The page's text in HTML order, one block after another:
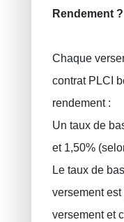
Rendement ?
Chaque
contrat PLCI
rendement :
Un taux de
et 1,50%
Le taux de
versement
versement et
EIP pour les sociétés
INAMI pour les médecins